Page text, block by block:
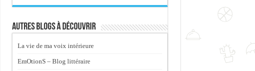
Autres blogs à découvrir
La vie de ma voix intérieure
EmOtionS – Blog littéraire